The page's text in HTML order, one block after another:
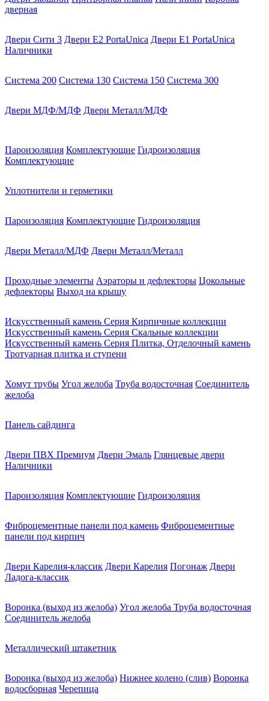
дверная
Двери Сити 3 Двери E2 PortaUnica Двери E1 PortaUnica
Наличники
Система 200 Система 130 Система 150 Система 300
Двери МДФ/МДФ Двери Металл/МДФ
Пароизоляция Комплектующие Гидроизоляция
Комплектующие
Уплотнители и герметики
Пароизоляция Комплектующие Гидроизоляция
Двери Металл/МДФ Двери Металл/Металл
Проходные элементы Аэраторы и дефлекторы Цокольные
дефлекторы Выход на крышу
Искусственный камень Серия Кирпичные коллекции
Искусственный камень Серия Скальные коллекции
Искусственный камень Серия Плитка, Отделочный камень
Тротуарная плитка и ступени
Хомут трубы Угол желоба Труба водосточная Соединитель
желоба
Панель сайдинга
Двери ПВХ Премиум Двери Эмаль Глянцевые двери
Наличники
Пароизоляция Комплектующие Гидроизоляция
Фиброцементные панели под камень Фиброцементные
панели под кирпич
Двери Карелия-классик Двери Карелия Погонаж Двери
Ладога-классик
Воронка (выход из желоба) Угол желоба Труба водосточная
Соединитель желоба
Металлический штакетник
Воронка (выход из желоба) Нижнее колено (слив) Воронка
водосборная Черепица